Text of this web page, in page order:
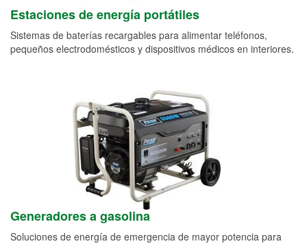
Estaciones de energía portátiles
Sistemas de baterías recargables para alimentar teléfonos,
pequeños electrodomésticos y dispositivos médicos en interiores.
Generadores a gasolina
Soluciones de energía de emergencia de mayor potencia para